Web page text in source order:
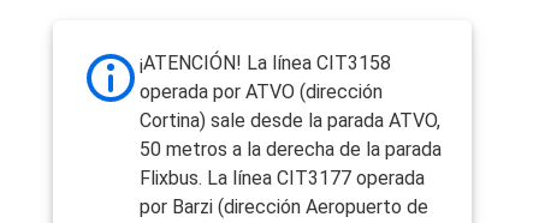
¡ATENCIÓN! La línea CIT3158
operada por ATVO (dirección
Cortina) sale desde la parada ATVO,
50 metros a la derecha de la parada
Flixbus. La línea CIT3177 operada
por Barzi (dirección Aeropuerto de